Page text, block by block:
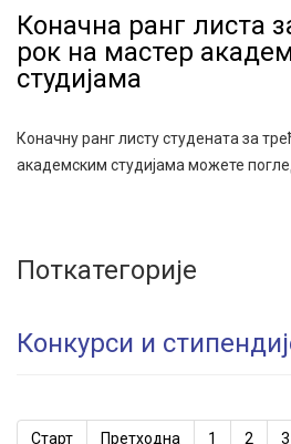
Коначна ранг листа
рок на мастер
студијама
Коначну ранг листу студената за
академским студијама можете
Поткатегорије
Конкурси и
Старт Претходна 1 2 3